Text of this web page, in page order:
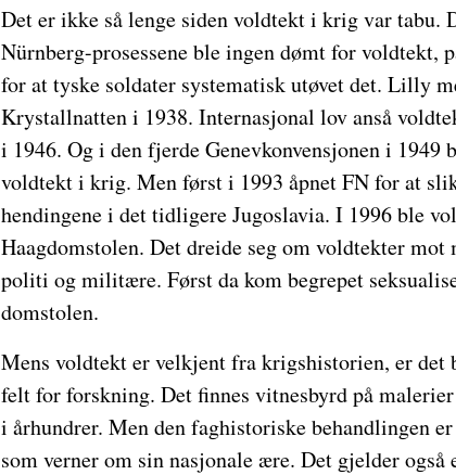
Det er ikke så lenge siden voldtekt i krig var tabu.
Nürnberg-prosessene ble ingen dømt for voldtekt,
for at tyske soldater systematisk utøvet det. Lilly
Krystallnatten i 1938. Internasjonal lov anså
i 1946. Og i den fjerde Genevkonvensjonen i
voldtekt i krig. Men først i 1993 åpnet FN for at
hendingene i det tidligere Jugoslavia. I 1996 ble
Haagdomstolen. Det dreide seg om voldtekter
politi og militære. Først da kom begrepet
domstolen.
Mens voldtekt er velkjent fra krigshistorien, er det
felt for forskning. Det finnes vitnesbyrd på
i århundrer. Men den faghistoriske behandlingen
som verner om sin nasjonale ære. Det gjelder